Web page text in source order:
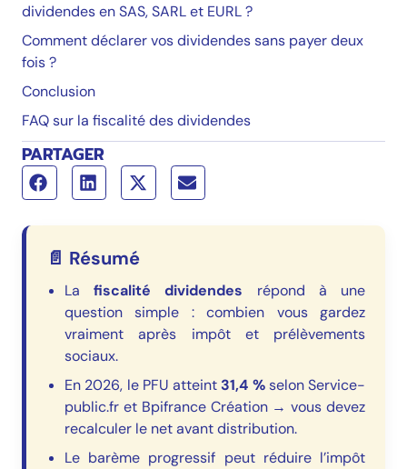
dividendes en SAS, SARL et EURL ?
Comment déclarer vos dividendes sans payer deux
fois ?
Conclusion
FAQ sur la fiscalité des dividendes
PARTAGER
📄 Résumé
Lafiscalité dividendes répond à une
question simple : combien vous gardez
vraiment après impôt et prélèvements
sociaux.
En 2026, le PFU atteint 31,4 %selon Service-
public.fr et Bpifrance Création → vous devez
recalculer le net avant distribution.
Le barème progressif peut réduire l’impôt